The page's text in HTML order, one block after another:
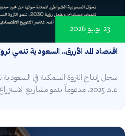
اقتصاد المد الأزرق.. السعودية تنمي
23 يوليو 2026
عام 2025، مدعوماً بنمو مشاريع الاستزراع المائي بنسبة 19%، في...